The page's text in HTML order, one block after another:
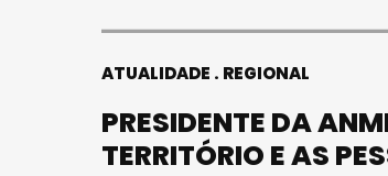
ATUALIDADE REGIONAL
PRESIDENTE DA
TERRITÓRIO E AS